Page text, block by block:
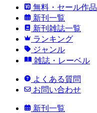
無料・セール作品
新刊一覧
新刊雑誌一覧
ランキング
ジャンル
雑誌・レーベル
よくある質問
お問い合わせ
新刊一覧